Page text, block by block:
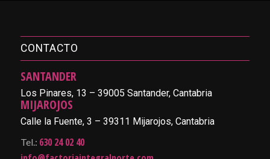
CONTACTO
SANTANDER
Los Pinares, 13 – 39005 Santander, Cantabria
MIJAROJOS
Calle la Fuente, 3 – 39311 Mijarojos, Cantabria
Tel.: 630 24 02 40